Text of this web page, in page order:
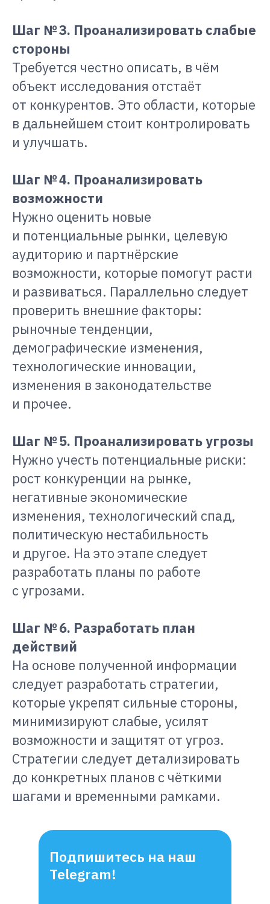
Шаг № 3. Проанализировать слабые
стороны
Требуется честно описать, в чём
объект исследования отстаёт
от конкурентов. Это области, которые
в дальнейшем стоит контролировать
и улучшать.
Шаг № 4. Проанализировать
возможности
Нужно оценить новые
и потенциальные рынки, целевую
аудиторию и партнёрские
возможности, которые помогут расти
и развиваться. Параллельно следует
проверить внешние факторы:
рыночные тенденции,
демографические изменения,
технологические инновации,
изменения в законодательстве
и прочее.
Шаг № 5. Проанализировать угрозы
Нужно учесть потенциальные риски:
рост конкуренции на рынке,
негативные экономические
изменения, технологический спад,
политическую нестабильность
и другое. На это этапе следует
разработать планы по работе
с угрозами.
Шаг № 6. Разработать план
действий
На основе полученной информации
следует разработать стратегии,
которые укрепят сильные стороны,
минимизируют слабые, усилят
возможности и защитят от угроз.
Стратегии следует детализировать
до конкретных планов с чёткими
шагами и временными рамками.
Подпишитесь на наш
Telegram!